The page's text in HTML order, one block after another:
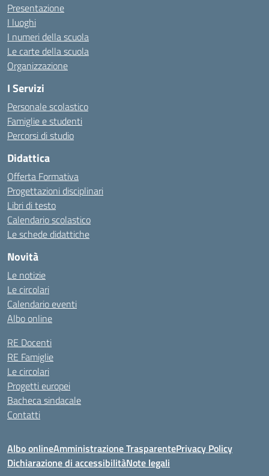
Presentazione
I luoghi
I numeri della scuola
Le carte della scuola
Organizzazione
I Servizi
Personale scolastico
Famiglie e studenti
Percorsi di studio
Didattica
Offerta Formativa
Progettazioni disciplinari
Libri di testo
Calendario scolastico
Le schede didattiche
Novità
Le notizie
Le circolari
Calendario eventi
Albo online
RE Docenti
RE Famiglie
Le circolari
Progetti europei
Bacheca sindacale
Contatti
Albo onlineAmministrazione TrasparentePrivacy Policy
Dichiarazione di accessibilitàNote legali